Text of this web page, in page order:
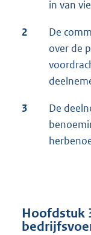
in van
2
De
over de
3
De
Hoofdstuk